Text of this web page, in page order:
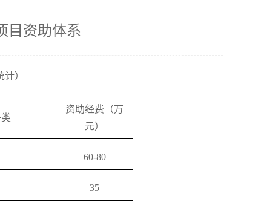
目资助体系
）
资助经费（万
元）
60-80
35